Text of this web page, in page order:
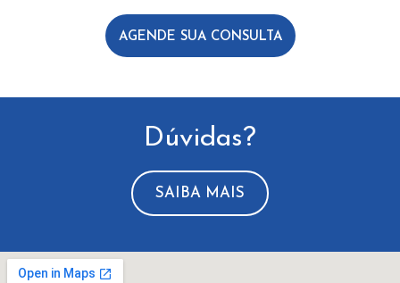
AGENDE SUA CONSULTA
Dúvidas?
SAIBA MAIS